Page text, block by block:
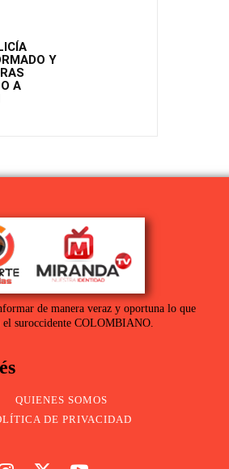
Y
A
de manera veraz y oportuna lo que
el suroccidente COLOMBIANO.
QUIENES SOMOS
DE PRIVACIDAD